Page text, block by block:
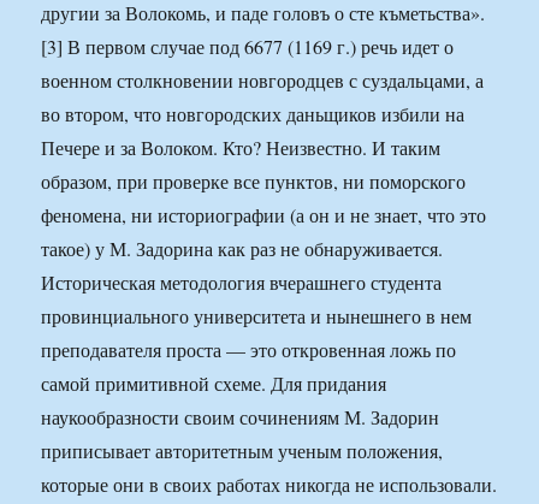
другии за Волокомь, и паде головъ о сте къметьства».
[3] В первом случае под 6677 (1169 г.) речь идет о
военном столкновении новгородцев с суздальцами, а
во втором, что новгородских даньщиков избили на
Печере и за Волоком. Кто? Неизвестно. И таким
образом, при проверке все пунктов, ни поморского
феномена, ни историографии (а он и не знает, что это
такое) у М. Задорина как раз не обнаруживается.
Историческая методология вчерашнего студента
провинциального университета и нынешнего в нем
преподавателя проста — это откровенная ложь по
самой примитивной схеме. Для придания
наукообразности своим сочинениям М. Задорин
приписывает авторитетным ученым положения,
которые они в своих работах никогда не использовали.